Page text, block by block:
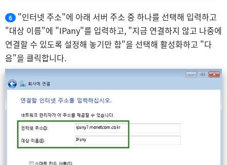
6
"인터넷 주소"에 아래 서버 주소 중 하나를 선택해 입력하고
"대상 이름"에 "IPany"를 입력하고, "지금 연결하지 않고 나중에
연결할 수 있도록 설정해 놓기만 함"을 선택해 활성화하고 "다
음"을 클릭합니다.